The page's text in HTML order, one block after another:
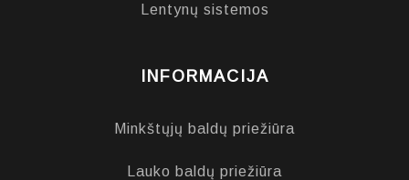
Lentynų sistemos
INFORMACIJA
Minkštųjų baldų priežiūra
Lauko baldų priežiūra